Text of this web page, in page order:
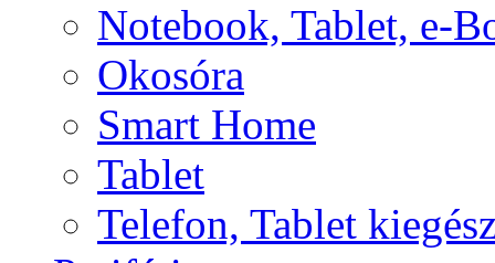
Notebook, Tablet, e-
Okosóra
Smart Home
Tablet
Telefon, Tablet